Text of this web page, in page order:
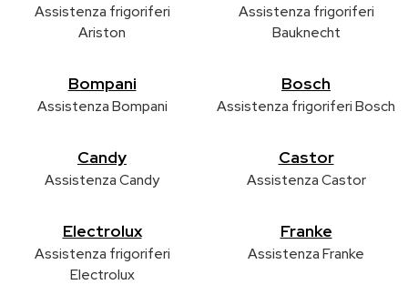
Assistenza frigoriferi
Ariston
Assistenza frigoriferi
Bauknecht
Bompani
Assistenza Bompani
Bosch
Assistenza frigoriferi Bosch
Candy
Assistenza Candy
Castor
Assistenza Castor
Electrolux
Assistenza frigoriferi
Electrolux
Franke
Assistenza Franke